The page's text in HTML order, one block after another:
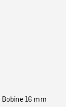
Bobine 16 mm